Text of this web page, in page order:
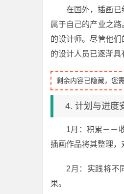
在国外，插画已
属于自己的产业之
的设计师。尽管他
的设计人员已逐渐具
剩余内容已隐藏，您
4. 计划与进度
1月：积累－－
插画作品将其整理，
2月：实践将不
果。